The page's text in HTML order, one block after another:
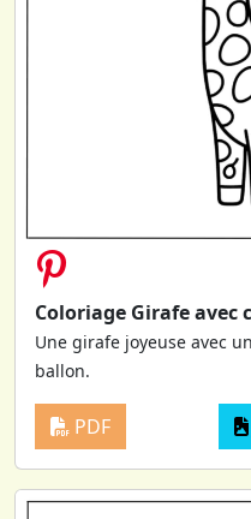
Coloriage Girafe avec
Une girafe joyeuse avec
ballon.
PDF